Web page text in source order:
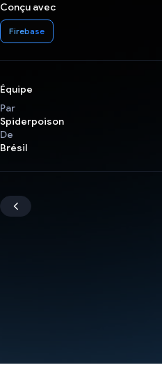
Conçu avec
Firebase
Équipe
Par
Spiderpoison
De
Brésil